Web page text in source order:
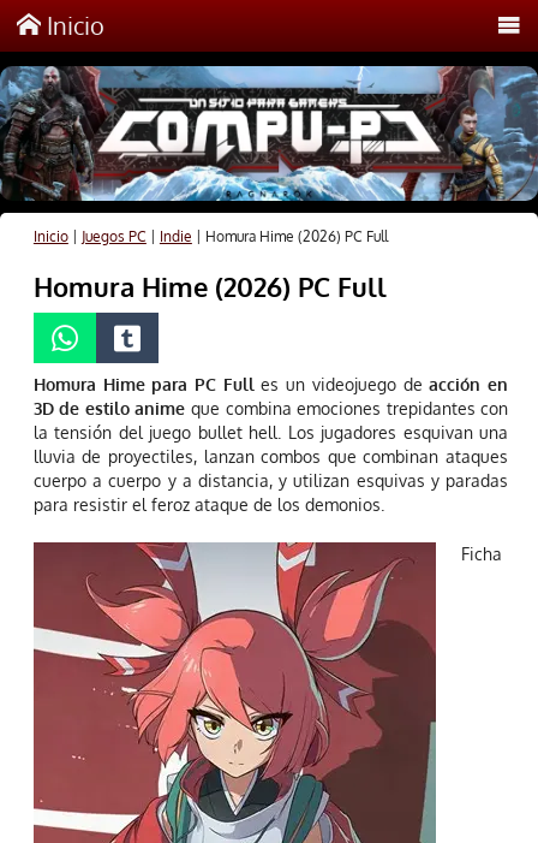
Inicio
Inicio| Juegos PC Indie Homura Hime (2026) PC Full
Homura Hime (2026) PC Full
Homura Hime para PC Fulles un videojuego deacción en
3D de estilo anime que combina emociones trepidantes con
la tensión del juego bullet hell. Los jugadores esquivan una
lluvia de proyectiles, lanzan combos que combinan ataques
cuerpo a cuerpo y a distancia, y utilizan esquivas y paradas
para resistir el feroz ataque de los demonios.
Ficha